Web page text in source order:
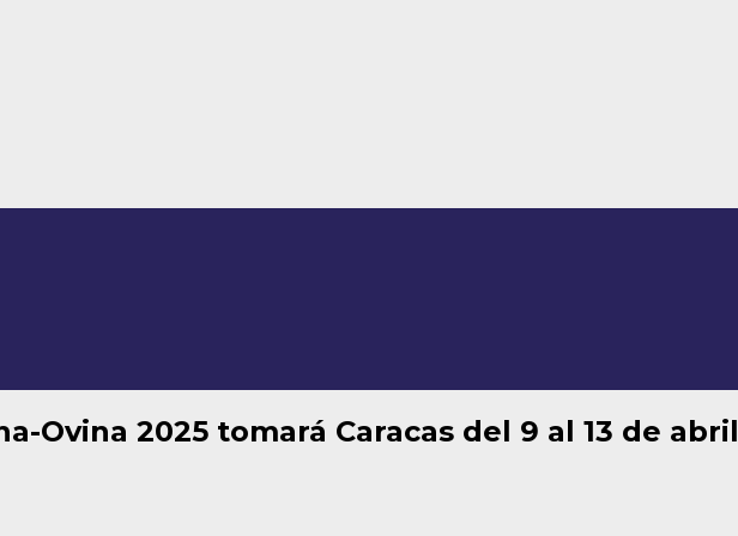
Ovina 2025 tomará Caracas del 9 al 13 de abril